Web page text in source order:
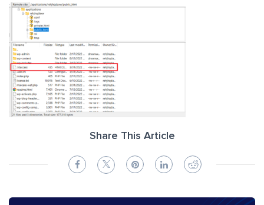
Share This Article